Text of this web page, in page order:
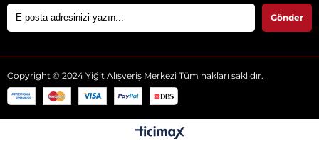
Gönder
Copyright © 2024 Yiğit Alışveriş Merkezi Tüm hakları saklıdır.